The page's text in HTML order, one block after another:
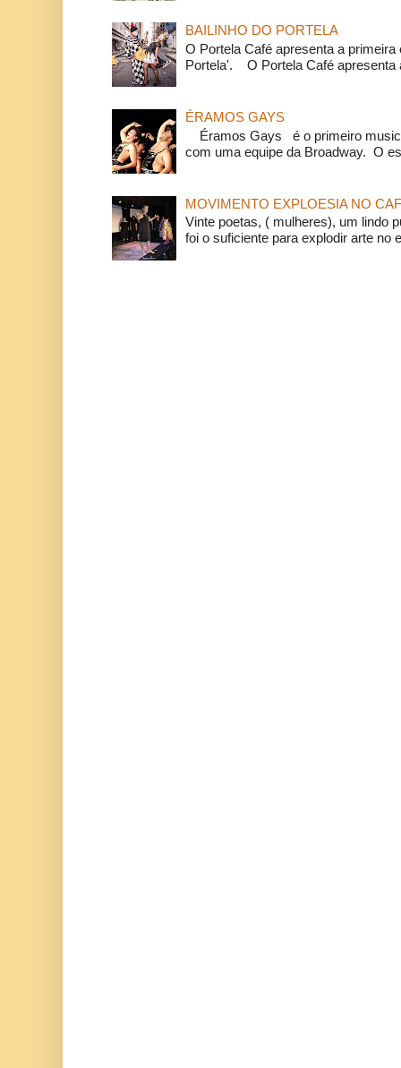
BAILINHO DO PORTELA
O Portela Café apresenta a
Portela'. O Portela Café apresenta
ÉRAMOS GAYS
Éramos Gays é o primeiro
com uma equipe da Broadway. O
MOVIMENTO EXPLOESIA NO
Vinte poetas, ( mulheres), um lindo
foi o suficiente para explodir arte no